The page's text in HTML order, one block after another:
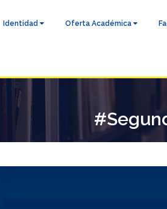
Identidad Oferta Académica